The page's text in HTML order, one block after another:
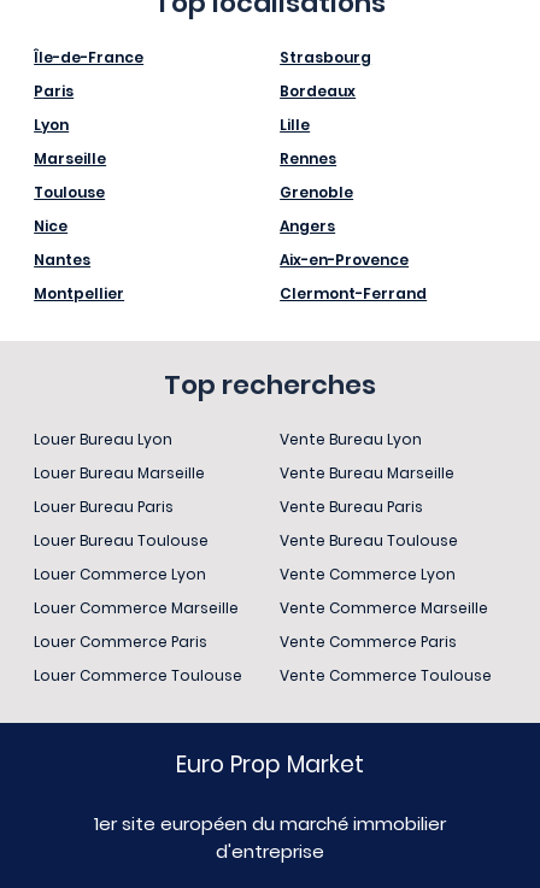
Île-de-France
Paris
Lyon
Marseille
Toulouse
Nice
Nantes
Montpellier
Strasbourg
Bordeaux
Lille
Rennes
Grenoble
Angers
Aix-en-Provence
Clermont-Ferrand
Top recherches
Louer Bureau Lyon
Louer Bureau Marseille
Louer Bureau Paris
Louer Bureau Toulouse
Louer Commerce Lyon
Louer Commerce Marseille
Louer Commerce Paris
Louer Commerce Toulouse
Vente Bureau Lyon
Vente Bureau Marseille
Vente Bureau Paris
Vente Bureau Toulouse
Vente Commerce Lyon
Vente Commerce Marseille
Vente Commerce Paris
Vente Commerce Toulouse
Euro Prop Market
1er site européen du marché immobilier
d'entreprise